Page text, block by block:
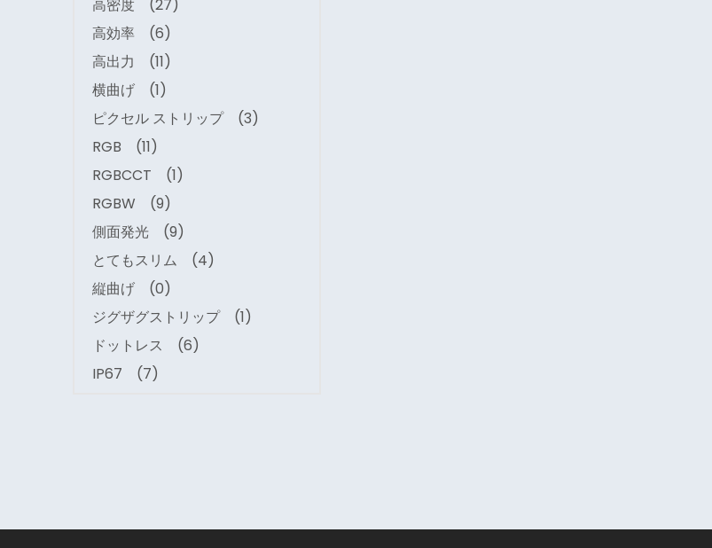
高密度
(27)
高効率
(6)
高出力
(11)
横曲げ
(1)
ピクセル ストリップ
(3)
RGB
(11)
RGBCCT
(1)
RGBW
(9)
側面発光
(9)
とてもスリム
(4)
縦曲げ
(0)
ジグザグストリップ
(1)
ドットレス
(6)
IP67
(7)